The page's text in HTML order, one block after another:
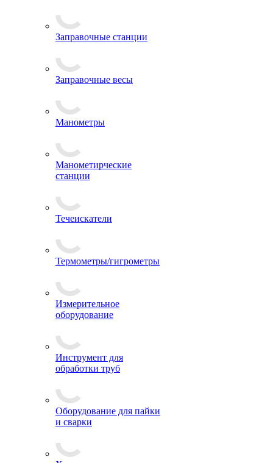
Заправочные станции
Заправочные весы
Манометры
Манометирческие
станции
Течеискатели
Термометры/гигрометры
Измерительное
оборудование
Инструмент для
обработки труб
Оборудование для пайки
и сварки